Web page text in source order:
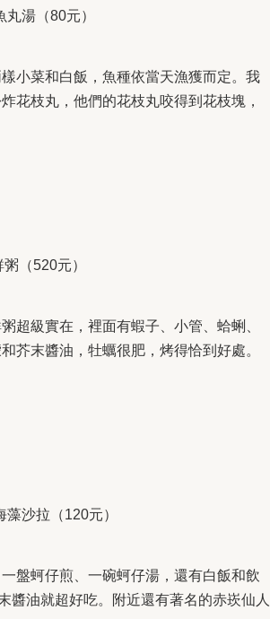
湯（80元）
小菜和白飯，魚種依當天漁獲而定。我
花枝丸，他們的花枝丸咬得到花枝塊，
（520元）
超級實在，裡面有蝦子、小管、蛤蜊、
芥末醬油，牡蠣很肥，烤得恰到好處。
沙拉（120元）
盤蚵仔煎、一碗蚵仔湯，還有白飯和飲
醬油就超好吃。附近還有著名的赤崁仙人